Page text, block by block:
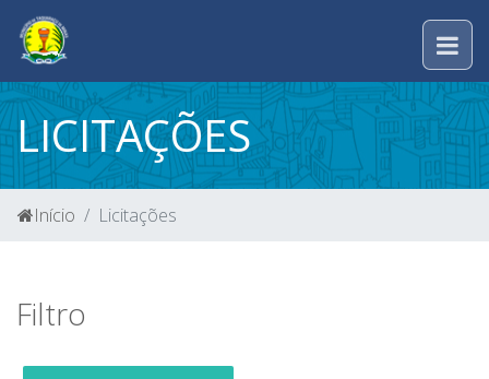
LICITAÇÕES
Início Licitações
Filtro